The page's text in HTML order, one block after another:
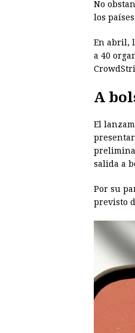
No
los
En abril,
a 40
A
El
salida a
Por su
previsto